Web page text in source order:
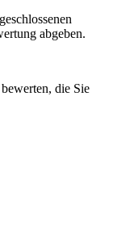
abgeben.
die Sie